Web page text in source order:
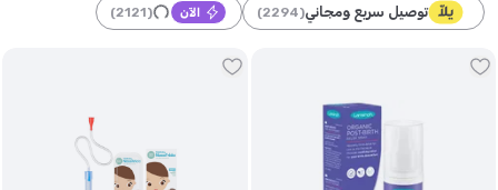
توصيل سريع ومجاني(
2294
)
(
2121
)